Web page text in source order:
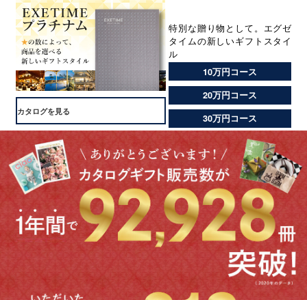
カタログを見る
特別な贈り物として。エグゼ
タイムの新しいギフトスタイ
ル
10万円コース
20万円コース
30万円コース